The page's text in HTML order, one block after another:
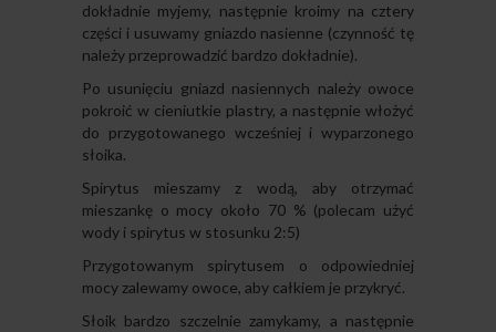
dokładnie myjemy, następnie kroimy na cztery
części i usuwamy gniazdo nasienne (czynność tę
należy przeprowadzić bardzo dokładnie).
Po usunięciu gniazd nasiennych należy owoce
pokroić w cieniutkie plastry, a następnie włożyć
do przygotowanego wcześniej i wyparzonego
słoika.
Spirytus mieszamy z wodą, aby otrzymać
mieszankę o mocy około 70 % (polecam użyć
wody i spirytus w stosunku 2:5)
Przygotowanym spirytusem o odpowiedniej
mocy zalewamy owoce, aby całkiem je przykryć.
Słoik bardzo szczelnie zamykamy, a następnie